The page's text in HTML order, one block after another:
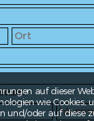
auf dieser
wie Cookies,
und/oder auf diese